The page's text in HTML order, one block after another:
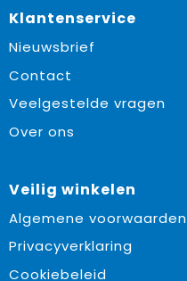
Klantenservice
Nieuwsbrief
Contact
Veelgestelde vragen
Over ons
Veilig winkelen
Algemene voorwaarden
Privacyverklaring
Cookiebeleid